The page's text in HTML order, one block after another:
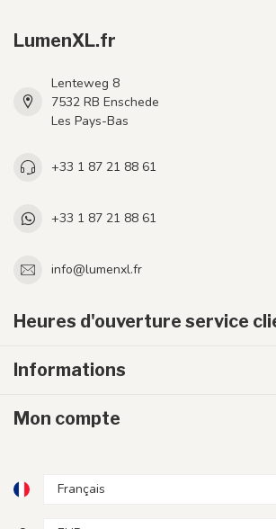
LumenXL.fr
Lenteweg 8
7532 RB Enschede
Les Pays-Bas
+33 1 87 21 88 61
+33 1 87 21 88 61
info@lumenxl.fr
Heures d'ouverture service
Informations
Mon compte